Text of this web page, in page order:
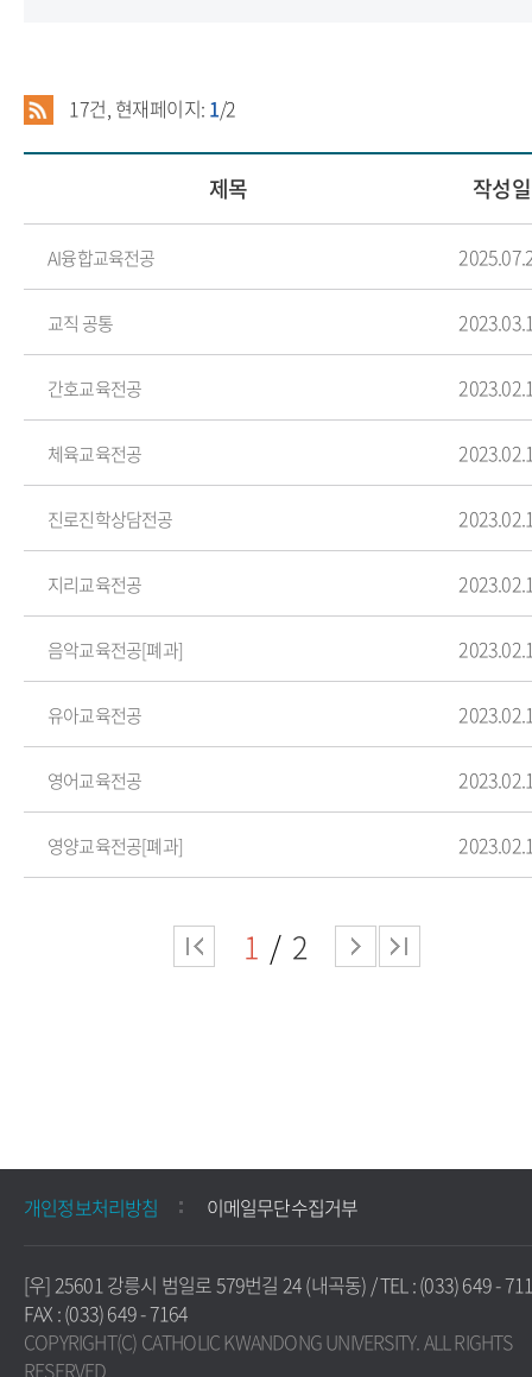
17건, 현재페이지: 1/2
제목 작성일
AI융합교육전공
교직 공통
간호교육전공
체육교육전공
진로진학상담전공
지리교육전공
음악교육전공[폐과]
유아교육전공
영어교육전공
영양교육전공[폐과]
1 2
개인정보처리방침 이메일무단수집거부
[우] 25601 강릉시 범일로 579번길 24 (내곡동) / TEL : (033) 649 -
FAX : (033) 649 - 7164
COPYRIGHT(C) CATHOLIC KWANDONG UNIVERSITY. ALL RIGHTS
RESERVED.